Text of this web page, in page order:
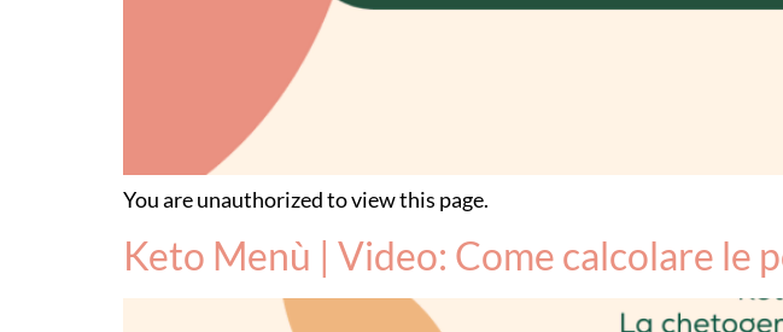
You are unauthorized to view this page.
Keto Menù | Video: Come calcolare